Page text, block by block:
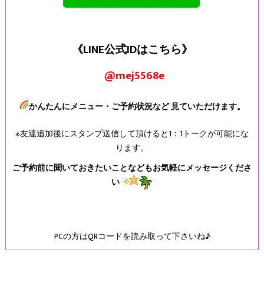
《LINE公式IDはこちら》
@mej5568e
かんたんにメニュー・ご予約状況など 見ていただけます。
※友達追加後にスタンプ送信して頂けると1：1トークが可能にな
ります。
ご予約前に聞いておきたいことなどもお気軽にメッセージくださ
い
PCの方はQRコードを読み取って下さいね♪